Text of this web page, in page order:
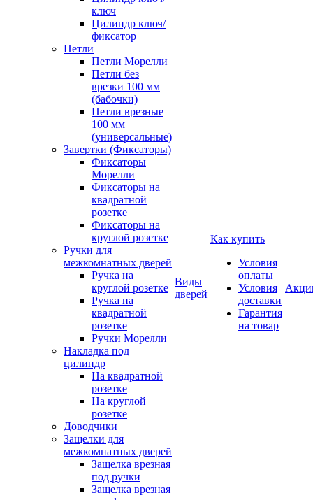
ключ
Цилиндр ключ/
фиксатор
Петли
Петли Морелли
Петли без
врезки 100 мм
(бабочки)
Петли врезные
100 мм
(универсальные)
Завертки (Фиксаторы)
Фиксаторы
Морелли
Фиксаторы на
квадратной
розетке
Фиксаторы на
круглой розетке
Ручки для
межкомнатных дверей
Ручка на
круглой розетке
Ручка на
квадратной
розетке
Ручки Морелли
Накладка под
цилиндр
На квадратной
розетке
На круглой
розетке
Доводчики
Защелки для
межкомнатных дверей
Защелка врезная
под ручки
Защелка врезная
Виды
дверей
Как купить
Условия
оплаты
Условия
доставки
Гарантия
на товар